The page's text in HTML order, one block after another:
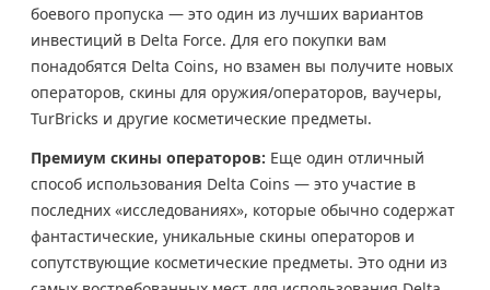
боевого пропуска — это один из лучших вариантов
инвестиций в Delta Force. Для его покупки вам
понадобятся Delta Coins, но взамен вы получите новых
операторов, скины для оружия/операторов, ваучеры,
TurBricks и другие косметические предметы.
Премиум скины операторов: Еще один отличный
способ использования Delta Coins — это участие в
последних «исследованиях», которые обычно содержат
фантастические, уникальные скины операторов и
сопутствующие косметические предметы. Это одни из